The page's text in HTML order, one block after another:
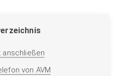
anschließen
von AVM